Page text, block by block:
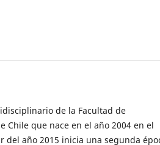
de la Facultad de
Chile que nace en el año 2004 en el
del año 2015 inicia una segunda